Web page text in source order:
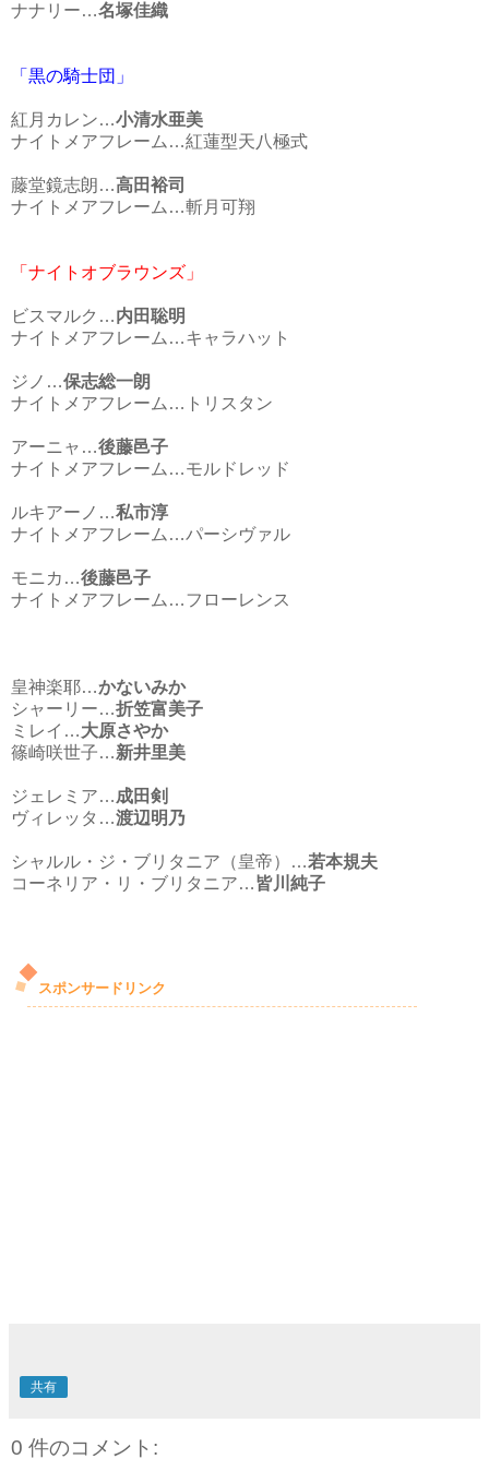
ナナリー…名塚佳織
「黒の騎士団」
紅月カレン…小清水亜美
ナイトメアフレーム…紅蓮型天八極式
藤堂鏡志朗…高田裕司
ナイトメアフレーム…斬月可翔
「ナイトオブラウンズ」
ビスマルク…内田聡明
ナイトメアフレーム…キャラハット
ジノ…保志総一朗
ナイトメアフレーム…トリスタン
アーニャ…後藤邑子
ナイトメアフレーム…モルドレッド
ルキアーノ…私市淳
ナイトメアフレーム…パーシヴァル
モニカ…後藤邑子
ナイトメアフレーム…フローレンス
皇神楽耶…かないみか
シャーリー…折笠富美子
ミレイ…大原さやか
篠崎咲世子…新井里美
ジェレミア…成田剣
ヴィレッタ…渡辺明乃
シャルル・ジ・ブリタニア（皇帝）…若本規夫
コーネリア・リ・ブリタニア…皆川純子
スポンサードリンク
共有
0 件のコメント: